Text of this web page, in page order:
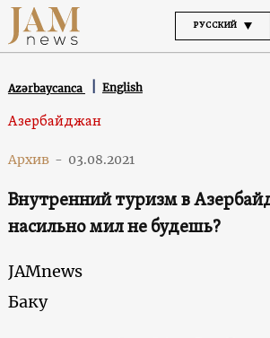
РУССКИЙ
Azərbaycanca English
Азербайджан
Архив - 03.08.2021
Внутренний туризм в
насильно мил не будешь?
JAMnews
Баку